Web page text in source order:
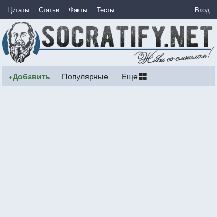
Цитаты Статьи Факты Тесты Вход
+Добавить Популярные Еще